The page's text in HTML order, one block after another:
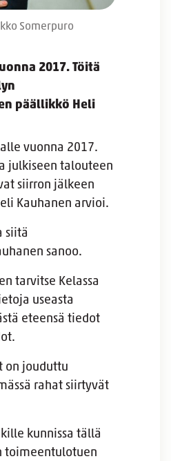
Somerpuro
2017. Töitä
päällikkö Heli
vuonna 2017.
julkiseen talouteen
siirron jälkeen
Kauhanen arvioi.
siitä
sanoo.
tarvitse Kelassa
useasta
eteensä tiedot
on jouduttu
rahat siirtyvät
kunnissa tällä
toimeentulotuen